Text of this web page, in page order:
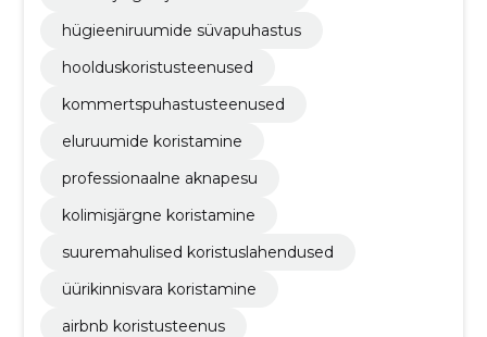
hügieeniruumide süvapuhastus
hoolduskoristusteenused
kommertspuhastusteenused
eluruumide koristamine
professionaalne aknapesu
kolimisjärgne koristamine
suuremahulised koristuslahendused
üürikinnisvara koristamine
airbnb koristusteenus